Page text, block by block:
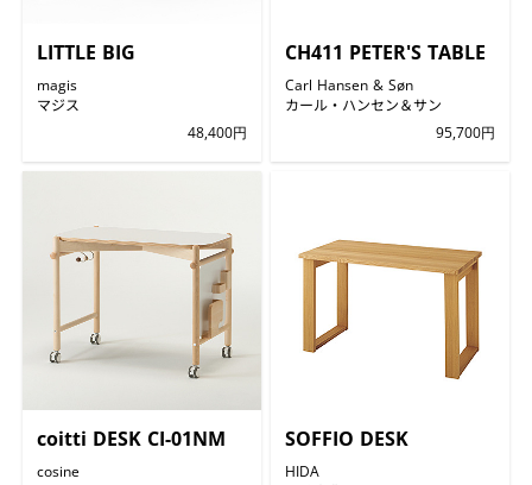
LITTLE BIG
magis
マジス
48,400円
CH411 PETER'S TABLE
Carl Hansen & Søn
カール・ハンセン＆サン
95,700円
coitti DESK CI-01NM
cosine
SOFFIO DESK
HIDA